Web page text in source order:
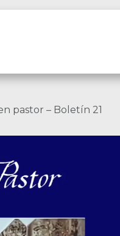
pastor – Boletín 21